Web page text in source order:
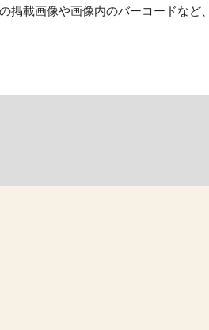
載画像や画像内のバーコードなど